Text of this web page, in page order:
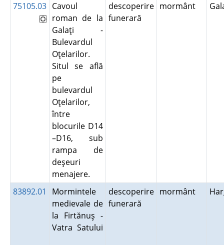
75105.03 Cavoul
roman de la
Galaţi -
Bulevardul
Oţelarilor.
Situl se află
pe
bulevardul
Oţelarilor,
între
blocurile D14
–D16, sub
rampa de
deşeuri
menajere.
descoperire
funerară
mormânt
83892.01
Mormintele
medievale de
la Firtănuş -
Vatra Satului
descoperire
funerară
mormânt